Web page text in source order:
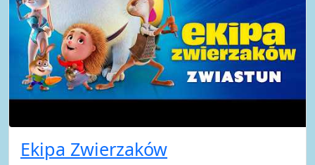
Ekipa Zwierzaków